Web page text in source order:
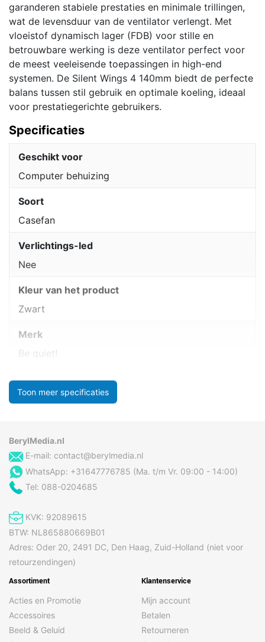
garanderen stabiele prestaties en minimale trillingen,
wat de levensduur van de ventilator verlengt. Met
vloeistof dynamisch lager (FDB) voor stille en
betrouwbare werking is deze ventilator perfect voor
de meest veeleisende toepassingen in high-end
systemen. De Silent Wings 4 140mm biedt de perfecte
balans tussen stil gebruik en optimale koeling, ideaal
voor prestatiegerichte gebruikers.
Specificaties
Geschikt voor
Computer behuizing
Soort
Casefan
Verlichtings-led
Nee
Kleur van het product
Zwart
Merk
Be quiet!
Toon meer specificaties
BerylMedia.nl
E-mail: contact@berylmedia.nl
WhatsApp: +31647776785 (Ma. t/m Vr. 09:00 - 14:00)
Tel: 088-0204685
KVK: 92089615
BTW: NL865880669B01
Adres: Oder 20, 2491 DC, Den Haag, Zuid-Holland (niet voor
retourzendingen)
Assortiment
Acties en Promotie
Accessoires
Beeld & Geluid
Klantenservice
Mijn account
Betalen
Retourneren